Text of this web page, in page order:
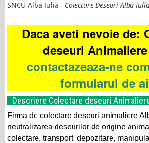
SNCU Alba Iulia - Colectare Deseuri Alba Iulia
Daca aveti nevoie de:
deseuri
contactazeaza-ne
formularul de
Descriere Colectare deseuri
Firma de colectare deseuri animaliere
neutralizarea deseurilor de origine
colectare, transport, depozitare,